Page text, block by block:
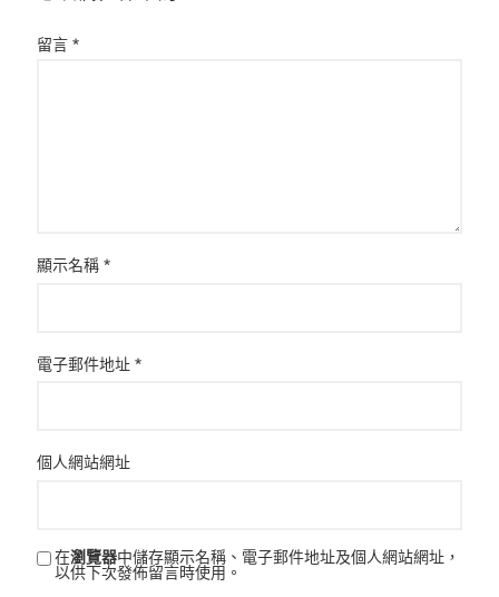
留言 *
顯示名稱 *
電子郵件地址 *
個人網站網址
在瀏覽器中儲存顯示名稱、電子郵件地址及個人網站網址，
以供下次發佈留言時使用。